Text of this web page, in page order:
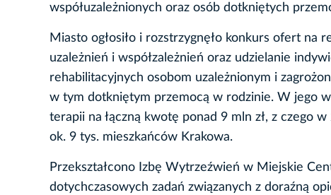
współuzależnionych oraz osób dotkniętych
Miasto ogłosiło i rozstrzygnęło konkurs ofert
uzależnień i współzależnień oraz udzielanie
rehabilitacyjnych osobom uzależnionym i
w tym dotkniętym przemocą w rodzinie. W jego
terapii na łączną kwotę ponad 9 mln zł, z czego
ok. 9 tys. mieszkańców Krakowa.
Przekształcono Izbę Wytrzeźwień w Miejskie
dotychczasowych zadań związanych z doraźną